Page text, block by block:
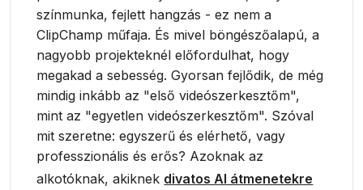
színmunka, fejlett hangzás - ez nem a
ClipChamp műfaja. És mivel böngészőalapú, a
nagyobb projekteknél előfordulhat, hogy
megakad a sebesség. Gyorsan fejlődik, de még
mindig inkább az "első videószerkesztőm",
mint az "egyetlen videószerkesztőm". Szóval
mit szeretne: egyszerű és elérhető, vagy
professzionális és erős? Azoknak az
alkotóknak, akiknek divatos AI átmenetekre